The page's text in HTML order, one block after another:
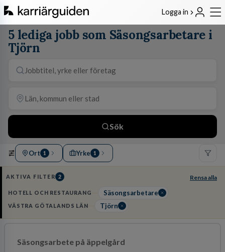
Logga in
5 lediga jobb som Säsongsarbetare i
Tjörn
Sök
Ort 1 Yrke 1
AKTIVA FILTER 2 Rensa alla
HOTELL OCH RESTAURANG Säsongsarbetare
VÄSTRA GÖTALANDS LÄN Tjörn
Säsongsarbete på äppelgård